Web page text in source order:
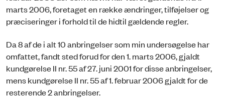
marts 2006, foretaget en række ændringer, tilføjelser og
præciseringer i forhold til de hidtil gældende regler.
Da 8 af de i alt 10 anbringelser som min undersøgelse har
omfattet, fandt sted forud for den 1. marts 2006, gjaldt
kundgørelse II nr. 55 af 27. juni 2001 for disse anbringelser,
mens kundgørelse II nr. 55 af 1. februar 2006 gjaldt for de
resterende 2 anbringelser.